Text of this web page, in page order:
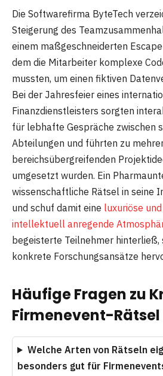
Die Softwarefirma ByteTech
Steigerung des
einem maßgeschneiderten
dem die Mitarbeiter komplexe
mussten, um einen fiktiven
Bei der Jahresfeier eines
Finanzdienstleisters sorgten
für lebhafte Gespräche zwischen
Abteilungen und führten zu
bereichsübergreifenden
umgesetzt wurden. Ein
wissenschaftliche Rätsel in seine
und schuf damit eine luxuriöse
intellektuell anregende
begeisterte Teilnehmer hinterließ,
konkrete Forschungsansätze
Häufige Fragen zu
Firmenevent-Rätsel
Welche Arten von Rätseln
besonders gut für